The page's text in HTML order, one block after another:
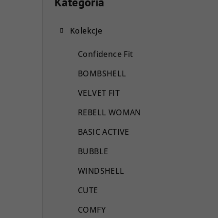
kategorie
Kolekcje
Confidence Fit
BOMBSHELL
VELVET FIT
REBELL WOMAN
BASIC ACTIVE
BUBBLE
WINDSHELL
CUTE
COMFY